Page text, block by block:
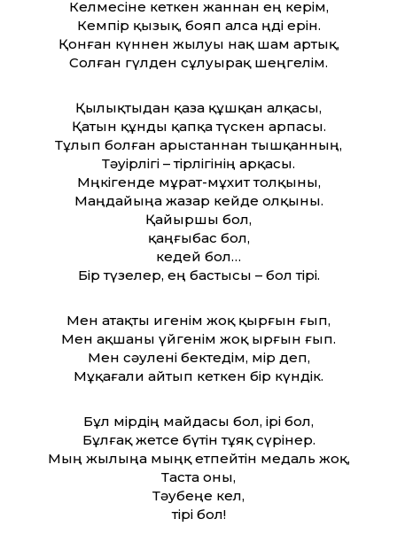
Келмесіне кеткен жаннан ең керім,
Кемпір қызық, бояп алса өңді ерін.
Қонған күннен жылуы нақ шам артық,
Солған гүлден сұлуырақ шеңгелім.
Қылықтыдан қаза құшқан алқасы,
Қатын құнды қапқа түскен арпасы.
Тұлып болған арыстаннан тышқанның,
Тәуірлігі – тірлігінің арқасы.
Мөңкігенде мұрат-мұхит толқыны,
Маңдайыңа жазар кейде олқыны.
Қайыршы бол,
қаңғыбас бол,
кедей бол…
Бір түзелер, ең бастысы – бол тірі.
Мен атақты игенім жоқ қырғын ғып,
Мен ақшаны үйгенім жоқ ырғын ғып.
Мен сәулені өбектедім, өмір деп,
Мұқағали айтып кеткен бір күндік.
Бұл өмірдің майдасы бол, ірі бол,
Бұлғақ жетсе бүтін тұяқ сүрінер.
Мың жылыңа мыңқ етпейтін медаль жоқ,
Таста оны,
Тәубеңе кел,
тірі бол!